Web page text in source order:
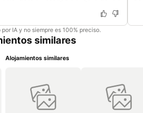
IA y no siempre es 100% preciso.
similares
Alojamientos similares